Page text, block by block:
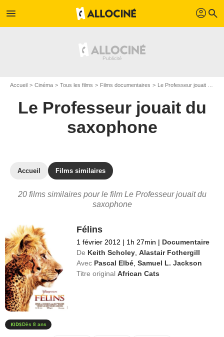
menu profil search
Accueil Cinéma Tous les films Films documentaires Le Professeur jouait du saxophone
Le Professeur jouait du
saxophone
Accueil Films similaires
20 films similaires pour le film Le Professeur jouait du
saxophone
Félins
1 février 2012 | 1h 27min | Documentaire
De Keith Scholey ,Alastair Fothergill
Avec Pascal Elbé ,Samuel L. Jackson
Titre originalAfrican Cats
Dès 8 ans